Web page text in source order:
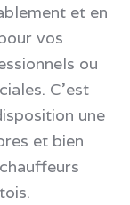
et en
vos
ou
C'est
une
et bien